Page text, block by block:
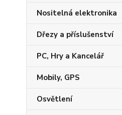
Nositelná elektronika
Dřezy a příslušenství
PC, Hry a Kancelář
Mobily, GPS
Osvětlení